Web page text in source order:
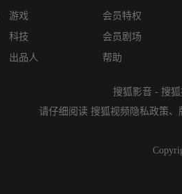
游戏
科技
出品人
会员特权
会员剧场
帮助
搜狐影音 - 搜
请仔细阅读 搜狐视频隐私政策、